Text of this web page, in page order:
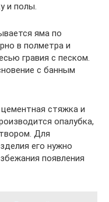
и полы.
яма по
в полметра и
гравия с песком.
с банным
стяжка и
опалубка,
Для
его нужно
появления